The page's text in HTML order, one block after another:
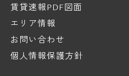
賃貸速報PDF図面
エリア情報
お問い合わせ
個人情報保護方針